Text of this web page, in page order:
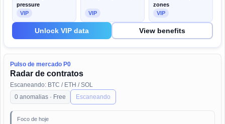
pressure
VIP
VIP
zones
VIP
Unlock VIP data View benefits
Pulso de mercado P0
Radar de contratos
Escaneando: BTC / ETH / SOL
0 anomalias · Free
Escaneando
Foco de hoje